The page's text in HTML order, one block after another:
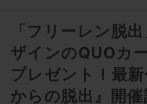
「フリーレン脱
ザインのQUOカ
プレゼント！最
からの脱出』開